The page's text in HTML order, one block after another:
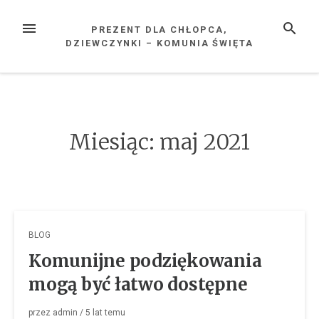
MENU SZUKAJ
PREZENT DLA CHŁOPCA,
DZIEWCZYNKI – KOMUNIA ŚWIĘTA
Miesiąc: maj 2021
BLOG
Komunijne podziękowania
mogą być łatwo dostępne
przez admin / 5 lat temu